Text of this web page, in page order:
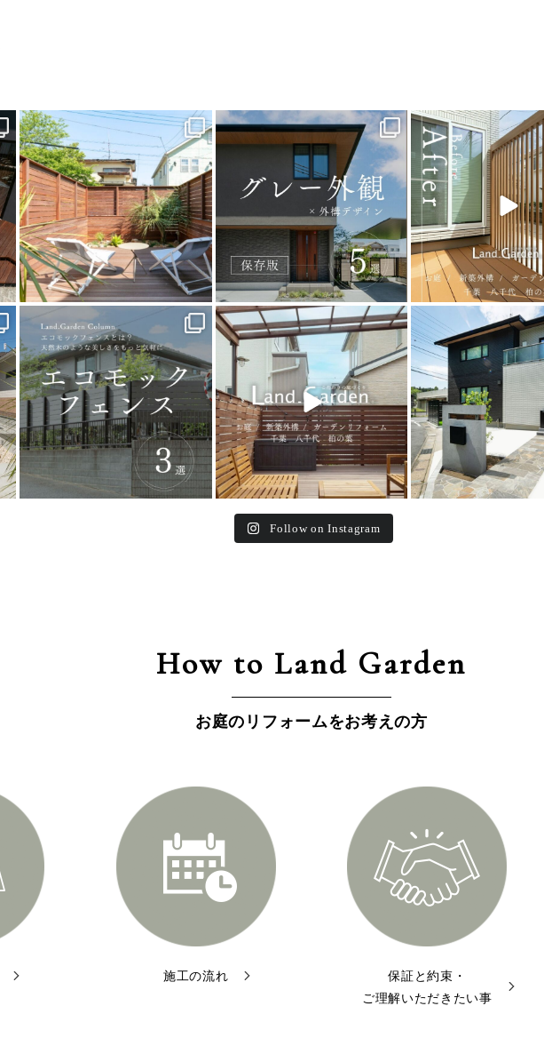
land_garden
19 0
land_garden
21 0
land_garden
22 0
land_garden
15 0
land_garden
32 0
land_garden
24 0
Follow on Instagram
How to Land Garden
お庭のリフォームをお考えの方
施工の流れ
保証と約束・
ご理解いただきたい事